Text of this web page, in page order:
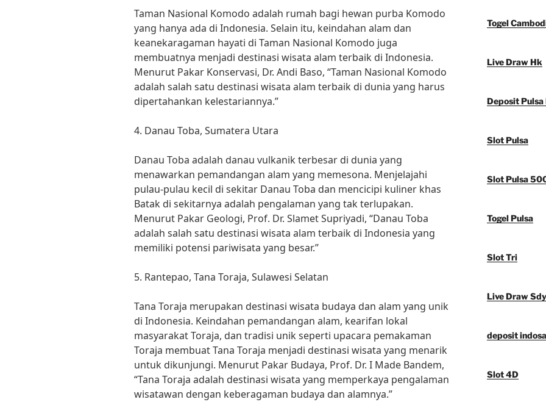
Taman Nasional Komodo adalah rumah bagi hewan purba Komodo
yang hanya ada di Indonesia. Selain itu, keindahan alam dan
keanekaragaman hayati di Taman Nasional Komodo juga
membuatnya menjadi destinasi wisata alam terbaik di Indonesia.
Menurut Pakar Konservasi, Dr. Andi Baso, “Taman Nasional Komodo
adalah salah satu destinasi wisata alam terbaik di dunia yang harus
dipertahankan kelestariannya.”
4. Danau Toba, Sumatera Utara
Danau Toba adalah danau vulkanik terbesar di dunia yang
menawarkan pemandangan alam yang memesona. Menjelajahi
pulau-pulau kecil di sekitar Danau Toba dan mencicipi kuliner khas
Batak di sekitarnya adalah pengalaman yang tak terlupakan.
Menurut Pakar Geologi, Prof. Dr. Slamet Supriyadi, “Danau Toba
adalah salah satu destinasi wisata alam terbaik di Indonesia yang
memiliki potensi pariwisata yang besar.”
5. Rantepao, Tana Toraja, Sulawesi Selatan
Tana Toraja merupakan destinasi wisata budaya dan alam yang unik
di Indonesia. Keindahan pemandangan alam, kearifan lokal
masyarakat Toraja, dan tradisi unik seperti upacara pemakaman
Toraja membuat Tana Toraja menjadi destinasi wisata yang menarik
untuk dikunjungi. Menurut Pakar Budaya, Prof. Dr. I Made Bandem,
“Tana Toraja adalah destinasi wisata yang memperkaya pengalaman
wisatawan dengan keberagaman budaya dan alamnya.”
Togel
Live Draw Hk
Deposit Pulsa
Slot Pulsa
Slot Pulsa
Togel Pulsa
Slot Tri
Live Draw Sdy
deposit
Slot 4D